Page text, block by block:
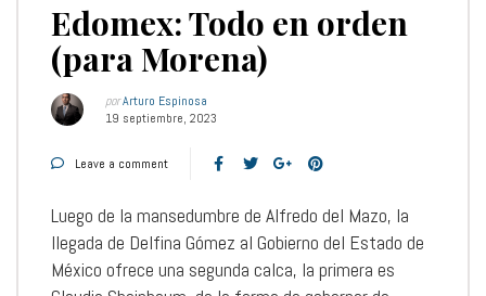
Edomex: Todo en orden
(para Morena)
porArturo Espinosa
19 septiembre, 2023
Leave a comment
Luego de la mansedumbre de Alfredo del Mazo, la
llegada de Delfina Gómez al Gobierno del Estado de
México ofrece una segunda calca, la primera es